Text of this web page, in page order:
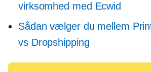
virksomhed med Ecwid
Sådan vælger du mellem
vs Dropshipping